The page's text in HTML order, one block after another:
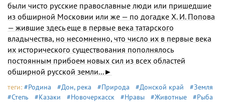
были чисто русские православные люди или пришедшие
из обширной Московии или же — по догадке X. И. Попова
— жившие здесь еще в пер­вые века татарского
владычества, но несомненно, что число их в пер­вые века
их исторического существования пополнялось
постоянным прибоем новых сил из всех областей
обширной русской земли...►
теги: #Родина #Дон, река #Природа #Донской край
#Земля
#Степь
#Казаки #Новочеркасск #Нравы #Животные
#Рыба